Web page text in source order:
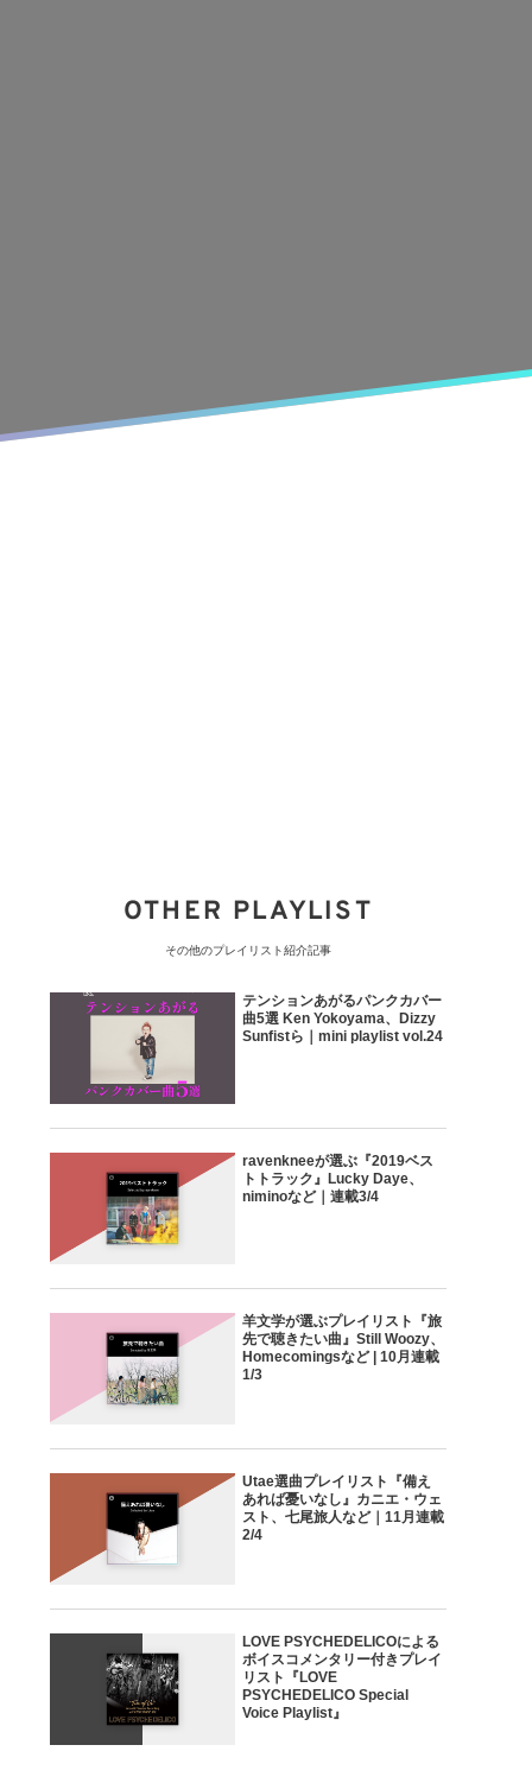
OTHER PLAYLIST
その他のプレイリスト紹介記事
テンションあがるパンクカバー
曲5選 Ken Yokoyama、Dizzy
Sunfistら｜mini playlist vol.24
ravenkneeが選ぶ『2019ベス
トトラック』Lucky Daye、
niminoなど｜連載3/4
羊文学が選ぶプレイリスト『旅
先で聴きたい曲』Still Woozy、
Homecomingsなど | 10月連載
1/3
Utae選曲プレイリスト『備え
あれば憂いなし』カニエ・ウェ
スト、七尾旅人など｜11月連載
2/4
LOVE PSYCHEDELICOによる
ボイスコメンタリー付きプレイ
リスト『LOVE
PSYCHEDELICO Special
Voice Playlist』